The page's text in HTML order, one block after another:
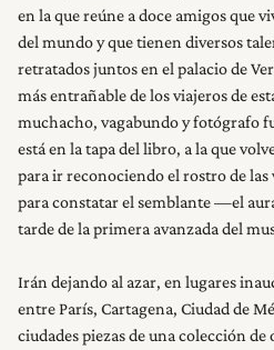
en la que reúne a doce amigos que
del mundo y que tienen diversos
retratados juntos en el palacio de
más entrañable de los viajeros de
muchacho, vagabundo y fotógrafo
está en la tapa del libro, a la que
para ir reconociendo el rostro de las
para constatar el semblante —el
tarde de la primera avanzada del
Irán dejando al azar, en lugares
entre París, Cartagena, Ciudad de
ciudades piezas de una colección de